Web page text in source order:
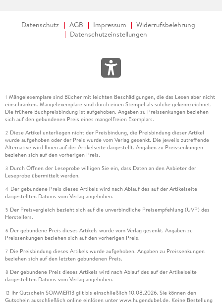
Datenschutz AGB Impressum
Widerrufsbelehrung
Datenschutzeinstellungen
1 Mängelexemplare sind Bücher mit leichten Beschädigungen, die das Lesen aber nicht
einschränken. Mängelexemplare sind durch einen Stempel als solche gekennzeichnet.
Die frühere Buchpreisbindung ist aufgehoben. Angaben zu Preissenkungen beziehen
sich auf den gebundenen Preis eines mangelfreien Exemplars.
2 Diese Artikel unterliegen nicht der Preisbindung, die Preisbindung dieser Artikel
wurde aufgehoben oder der Preis wurde vom Verlag gesenkt. Die jeweils zutreffende
Alternative wird Ihnen auf der Artikelseite dargestellt. Angaben zu Preissenkungen
beziehen sich auf den vorherigen Preis.
3 Durch Öffnen der Leseprobe willigen Sie ein, dass Daten an den Anbieter der
Leseprobe übermittelt werden.
4 Der gebundene Preis dieses Artikels wird nach Ablauf des auf der Artikelseite
dargestellten Datums vom Verlag angehoben.
5 Der Preisvergleich bezieht sich auf die unverbindliche Preisempfehlung (UVP) des
Herstellers.
6 Der gebundene Preis dieses Artikels wurde vom Verlag gesenkt. Angaben zu
Preissenkungen beziehen sich auf den vorherigen Preis.
7 Die Preisbindung dieses Artikels wurde aufgehoben. Angaben zu Preissenkungen
beziehen sich auf den letzten gebundenen Preis.
8 Der gebundene Preis dieses Artikels wird nach Ablauf des auf der Artikelseite
dargestellten Datums vom Verlag angehoben.
12 Ihr Gutschein SOMMER13 gilt bis einschließlich 10.08.2026. Sie können den
Gutschein ausschließlich online einlösen unter www.hugendubel.de. Keine Bestellung